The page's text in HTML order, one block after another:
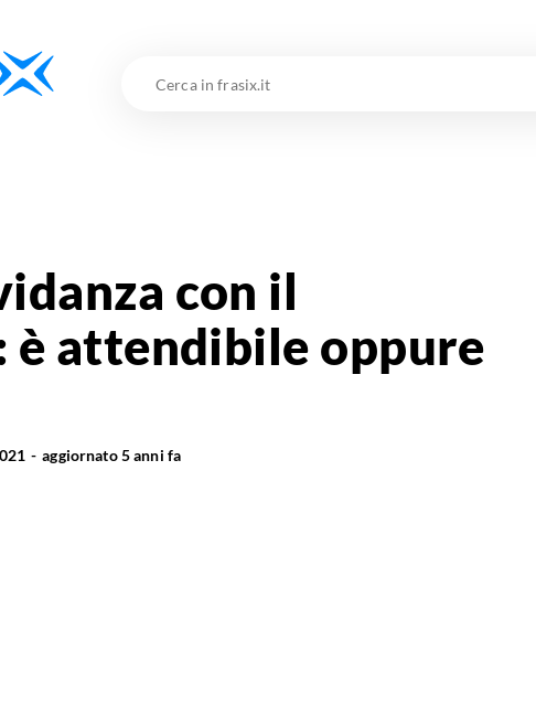
con il
attendibile oppure
aggiornato5 anni fa